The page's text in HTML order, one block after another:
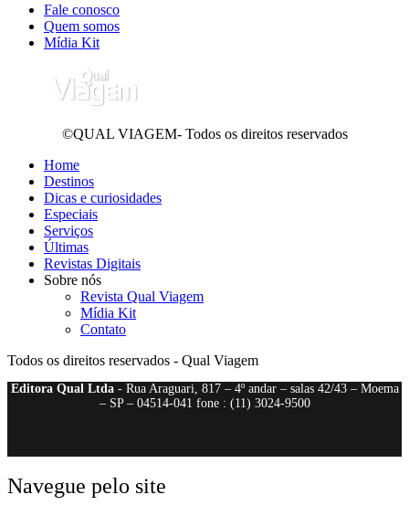
Fale conosco
Quem somos
Mídia Kit
©QUAL VIAGEM- Todos os direitos reservados
Home
Destinos
Dicas e curiosidades
Especiais
Serviços
Últimas
Revistas Digitais
Sobre nós
Revista Qual Viagem
Mídia Kit
Contato
Todos os direitos reservados - Qual Viagem
Editora Qual Ltda- Rua Araguari, 817 – 4º andar – salas 42/43 – Moema
– SP – 04514-041 fone : (11) 3024-9500
Navegue pelo site